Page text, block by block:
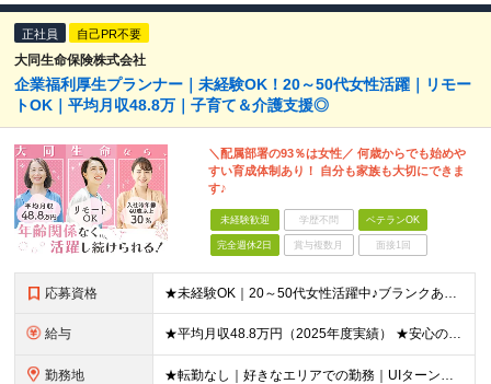
正社員 自己PR不要
大同生命保険株式会社
企業福利厚生プランナー｜未経験OK！20～50代女性活躍｜リモー
トOK｜平均月収48.8万｜子育て＆介護支援◎
＼配属部署の93％は女性／ 何歳からでも始めや
すい育成体制あり！ 自分も家族も大切にできま
す♪
未経験歓迎 学歴不問 ベテランOK
完全週休2日 賞与複数月 面接1回
応募資格 ★未経験OK｜20～50代女性活躍中♪ブランクありの方・ママさんも活躍中 ◆高卒以上 ◆社会人経験をお持ちの方 - 業界・業種・職種・経験年数は問いません。 «こんな方が応募＆入社しています！»
給与 ★平均月収48.8万円（2025年度実績） ★安心の固定給＋賞与年2回＋インセンティブ！手当も充実 月給21万円～23万円＋諸手当＋インセンティブ＋賞与年2回 ※給与は年間平均の税込定例給与です。賞
勤務地 ★転勤なし｜好きなエリアでの勤務｜UIターン歓迎 全国47都道府県にある支社のいずれかにて勤務していただきます。 ＜募集エリア＞ ◆北海道・東北：北海道/青森/宮城/岩手/秋田/山形/福島